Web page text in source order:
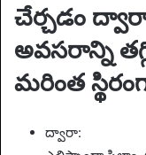
చేర్చడం
అవసరాన్ని
మరింత
ద్వారా: